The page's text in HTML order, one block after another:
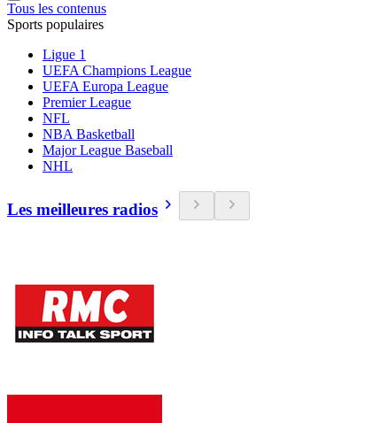
Tous les contenus
Sports populaires
Ligue 1
UEFA Champions League
UEFA Europa League
Premier League
NFL
NBA Basketball
Major League Baseball
NHL
Les meilleures radios